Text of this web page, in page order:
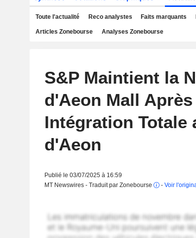
Toute l'actualité Reco analystes Faits marquants
Articles Zonebourse Analyses Zonebourse
S&P Maintient la
d'Aeon Mall
Intégration Totale
d'Aeon
Publié le 03/07/2025 à 16:59
MT Newswires - Traduit par Zonebourse
- Voir